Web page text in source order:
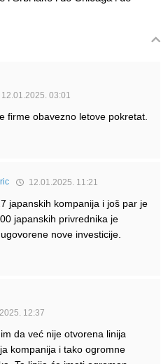
12.01.2025. 03:01
firme obavezno letove pokretat.
12.01.2025. 11:21
japanskih kompanija i još par je
japanskih privrednika je
nove investicije.
12:37
da već nije otvorena linija
kompanija i tako ogromne